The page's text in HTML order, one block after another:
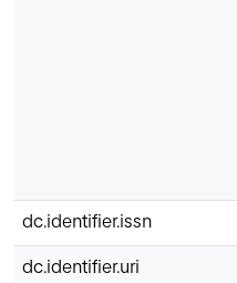
dc.identifier.issn
dc.identifier.uri